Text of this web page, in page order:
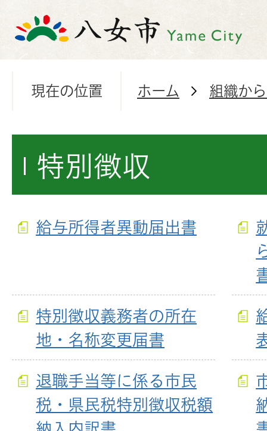
現在の位置 ホーム 組織か
特別徴収
給与所得者異動届出書
特別徴収義務者の所在
地・名称変更届書
退職手当等に係る市民
税・県民税特別徴収税額